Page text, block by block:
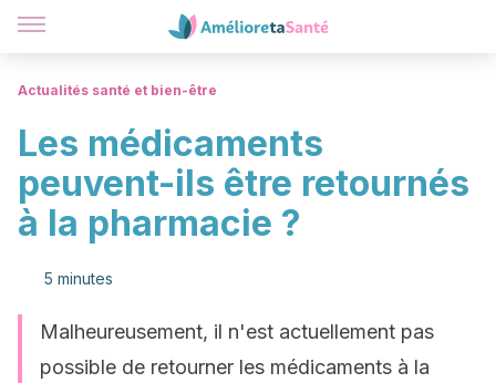
Actualités santé et bien-être
Les médicaments
peuvent-ils être retournés
à la pharmacie ?
5 minutes
Malheureusement, il n'est actuellement pas
possible de retourner les médicaments à la